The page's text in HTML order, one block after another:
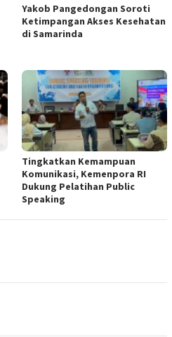
Yakob Pangedongan Soroti
Ketimpangan Akses Kesehatan
di Samarinda
Tingkatkan Kemampuan
Komunikasi, Kemenpora RI
Dukung Pelatihan Public
Speaking